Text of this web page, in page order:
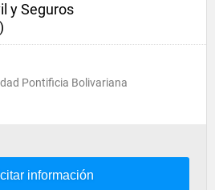
y Seguros
Pontificia Bolivariana
información